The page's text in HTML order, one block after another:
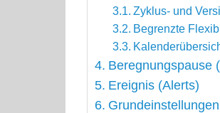
Zyklus- und
Begrenzte
Beregnungspause
Ereignis (Alerts)
Grundeinstellungen